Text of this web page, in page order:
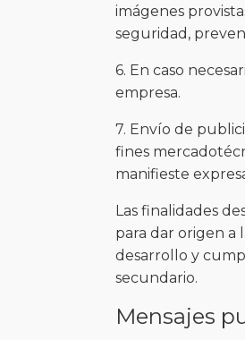
imágenes
seguridad,
6. En caso
empresa.
7. Envío de
fines
manifieste
Las finalidades
para dar origen a
desarrollo y
secundario.
Mensajes